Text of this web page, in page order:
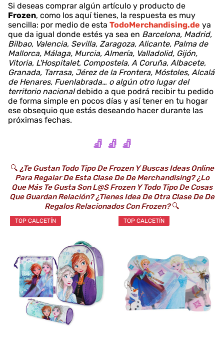
Si deseas comprar algún artículo y producto de
Frozen, como los aquí tienes, la respuesta es muy
sencilla: por medio de esta TodoMerchandising.de ya
que da igual donde estés ya sea en Barcelona, Madrid,
Bilbao, Valencia, Sevilla, Zaragoza, Alicante, Palma de
Mallorca, Málaga, Murcia, Almería, Valladolid, Gijón,
Vitoria, L'Hospitalet, Compostela, A Coruña, Albacete,
Granada, Tarrasa, Jérez de la Frontera, Móstoles, Alcalá
de Henares, Fuenlabrada… o algún otro lugar del
territorio nacionaldebido a que podrá recibir tu pedido
de forma simple en pocos días y así tener en tu hogar
ese obsequio que estás deseando hacer durante las
próximas fechas.
🧦 🧦 🧦
🔍 ¿Te Gustan Todo Tipo De Frozen Y Buscas Ideas Online
Para Regalar De Esta Clase De De Merchandising? ¿Lo
Que Más Te Gusta Son L@s Frozen Y Todo Tipo De Cosas
Que Guardan Relación? ¿Tienes Idea De Otra Clase De De
Regalos Relacionados Con Frozen?🔍
TOP CALCETÍN TOP CALCETÍN